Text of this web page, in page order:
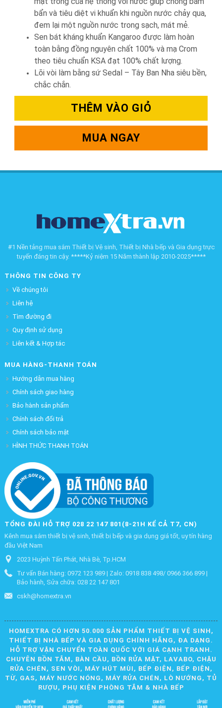
bẩn và tiêu diệt vi khuẩn khi nguồn nước chảy qua,
đem lại một nguồn nước trong sạch, mát mẻ.
Sen bát kháng khuẩn Kangaroo được làm hoàn
toàn bằng đồng nguyên chất 100% và mạ Crom
theo tiêu chuẩn KSA đạt 100% chất lượng.
Lõi vòi làm bằng sứ Sedal – Tây Ban Nha siêu bền,
chắc chắn.
THÊM VÀO GIỎ
MUA NGAY
#1 Nền tảng mua sắm Thiết bị Vệ sinh, Thiết bị Nhà bếp và Gia dụng trực
tuyến đáng tin cậy. *****Kỷ niệm 15 Năm thành lập 2010-2025*****
THÔNG TIN CÔNG TY
Về chúng tôi
Liên hệ
Tìm đường đi
Quy định sử dụng
Liên kết & Hợp tác
MUA HÀNG-THANH TOÁN
Hướng dẫn mua hàng
Chính sách giao hàng
Bảo hành sản phẩm
Chính sách đổi trả
Chính sách bảo mật
HÌNH THỨC THANH TOÁN
TỔNG ĐÀI HỖ TRỢ 028 22 147 801(8-21H KỂ CẢ T7, CN)
Kênh mua sắm thiết bị vệ sinh, thiết bị bếp và gia dụng giá tốt, uy tín hàng
đầu Việt Nam
2023 Huỳnh Tấn Phát, Nhà Bè, Tp.HCM
Tư vấn Bán hàng: 0972 123 989 | Zalo: 0918 838 498/ 0966 366 899 |
Bảo hành, Sửa chữa: 028 22 147 801
cskh@homextra.vn
HOMEXTRA CÓ HƠN 50.000 SẢN PHẨM THIẾT BỊ VỆ SINH,
THIẾT BỊ NHÀ BẾP VÀ GIA DỤNG CHÍNH HÃNG, ĐA DẠNG.
HỖ TRỢ VẬN CHUYỂN TOÀN QUỐC VỚI GIÁ CẠNH TRANH.
CHUYÊN BỒN TẮM, BÀN CẦU, BỒN RỬA MẶT, LAVABO, CHẬU
RỬA CHÉN, SEN VÒI, MÁY HÚT MÙI, BẾP ĐIỆN, BẾP ĐIỆN,
TỪ, GAS, MÁY NƯỚC NÓNG, MÁY RỬA CHÉN, LÒ NƯỚNG, TỦ
RƯỢU, PHỤ KIỆN PHÒNG TẮM & NHÀ BẾP